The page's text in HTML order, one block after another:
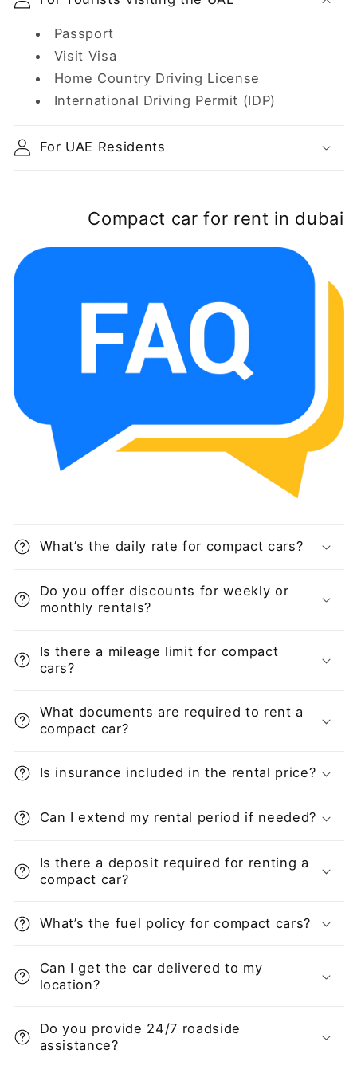
Passport
Visit Visa
Home Country Driving License
International Driving Permit (IDP)
For UAE Residents
Compact car for rent in dubai
What’s the daily rate for compact cars?
Do you offer discounts for weekly or
monthly rentals?
Is there a mileage limit for compact
cars?
What documents are required to rent a
compact car?
Is insurance included in the rental price?
Can I extend my rental period if needed?
Is there a deposit required for renting a
compact car?
What’s the fuel policy for compact cars?
Can I get the car delivered to my
location?
Do you provide 24/7 roadside
assistance?